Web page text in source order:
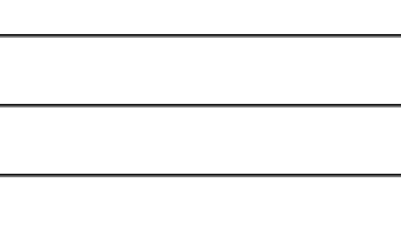
Wohnungen, 41 KB, PDF
nach SGB II, 40 KB, PDF